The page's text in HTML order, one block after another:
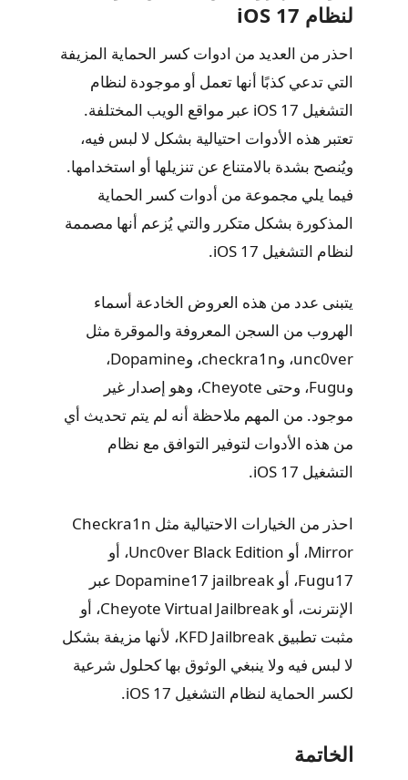
لنظام iOS 17
احذر من العديد من ادوات كسر الحماية المزيفة
التي تدعي كذبًا أنها تعمل أو موجودة لنظام
التشغيل iOS 17 عبر مواقع الويب المختلفة.
تعتبر هذه الأدوات احتيالية بشكل لا لبس فيه،
ويُنصح بشدة بالامتناع عن تنزيلها أو استخدامها.
فيما يلي مجموعة من أدوات كسر الحماية
المذكورة بشكل متكرر والتي يُزعم أنها مصممة
لنظام التشغيل iOS 17.
يتبنى عدد من هذه العروض الخادعة أسماء
الهروب من السجن المعروفة والموقرة مثل
unc0ver، وcheckra1n، وDopamine،
وFugu، وحتى Cheyote، وهو إصدار غير
موجود. من المهم ملاحظة أنه لم يتم تحديث أي
من هذه الأدوات لتوفير التوافق مع نظام
التشغيل iOS 17.
احذر من الخيارات الاحتيالية مثل Checkra1n
Mirror، أو Unc0ver Black Edition، أو
Fugu17، أو Dopamine17 jailbreak عبر
الإنترنت، أو Cheyote Virtual Jailbreak، أو
مثبت تطبيق KFD Jailbreak، لأنها مزيفة بشكل
لا لبس فيه ولا ينبغي الوثوق بها كحلول شرعية
لكسر الحماية لنظام التشغيل iOS 17.
الخاتمة